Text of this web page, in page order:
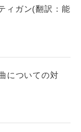
ィガン(翻訳：能
についての対